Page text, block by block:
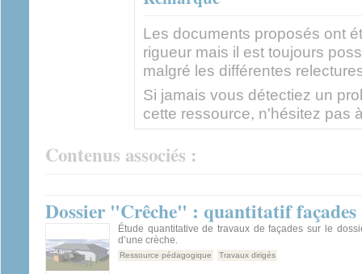
Les documents proposés ont
rigueur mais il est toujours
malgré les différentes
Si jamais vous détectiez un
cette ressource, n'hésitez pas
Contenus associés :
Dossier "Crêche" : quantitatif façades
Étude quantitative de travaux de façades sur le
d’une crèche.
Ressource pédagogique Travaux dirigés